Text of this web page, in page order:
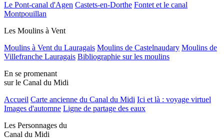
Le Pont-canal d'Agen Castets-en-Dorthe Fontet et le canal
Montpouillan
Les Moulins à Vent
Moulins à Vent du Lauragais Moulins de Castelnaudary Moulins de
Villefranche Lauragais Bibliographie sur les moulins
En se promenant
sur le Canal du Midi
Accueil Carte ancienne du Canal du Midi Ici et là : voyage virtuel
Images d'automne Ligne de partage des eaux
Les Personnages du
Canal du Midi